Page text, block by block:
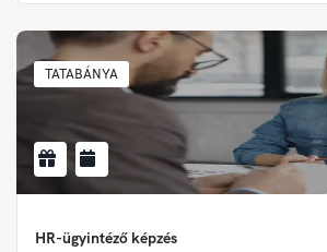
TATABÁNYA
HR-ügyintéző képzés